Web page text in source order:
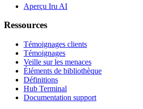
Aperçu Iru AI
Ressources
Témoignages clients
Témoignages
Veille sur les menaces
Éléments de bibliothèque
Définitions
Hub Terminal
Documentation support